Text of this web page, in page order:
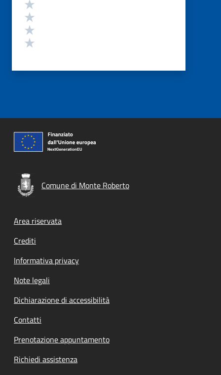
Comune di Monte Roberto
Footer menu
Area riservata
Crediti
Informativa privacy
Note legali
Dichiarazione di accessibilità
Contatti
Prenotazione appuntamento
Richiedi assistenza